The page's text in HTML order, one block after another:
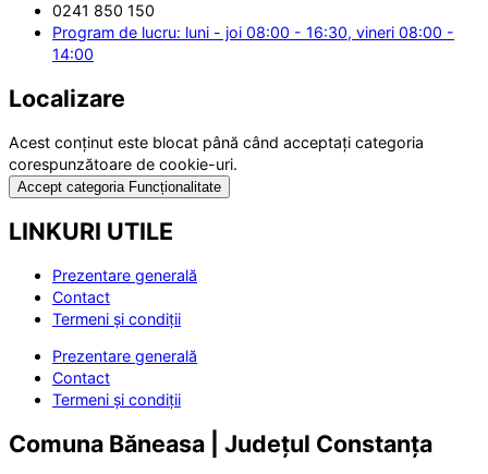
0241 850 150
Program de lucru: luni - joi 08:00 - 16:30, vineri 08:00 -
14:00
Localizare
Acest conținut este blocat până când acceptați categoria
corespunzătoare de cookie-uri.
Accept categoria Funcționalitate
LINKURI UTILE
Prezentare generală
Contact
Termeni și condiții
Prezentare generală
Contact
Termeni și condiții
Comuna Băneasa | Județul Constanța